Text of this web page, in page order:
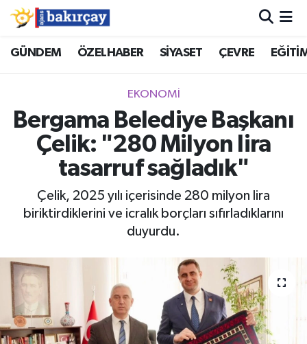
GÜNDEM ÖZELHABER SİYASET ÇEVRE
EKONOMİ
Bergama Belediye Başkanı
Çelik: "280 Milyon lira
tasarruf sağladık"
Çelik, 2025 yılı içerisinde 280 milyon lira
biriktirdiklerini ve icralık borçları sıfırladıklarını
duyurdu.
İzmir Nöbetçi Eczaneler
İzmir Namaz Vakitleri
İzmir Trafik Yoğunluk Haritası
Süper Lig Puan Durumu ve Fikstür
Son Dakika Haberleri
Haber Arşivi